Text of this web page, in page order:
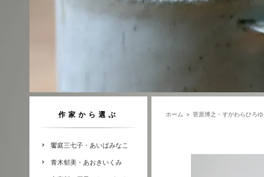
作家から選ぶ
饗庭三七子・あいばみなこ
青木郁美・あおきいくみ
ホーム ＞ 菅原博之・すがわらひろ